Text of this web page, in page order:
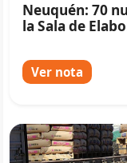
Neuquén: 70
la Sala de
Ver nota